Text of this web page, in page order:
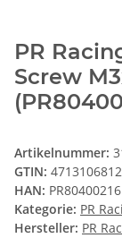
PR
Screw
Artikelnummer:
GTIN:
HAN: PR80400216
Kategorie: PR
Hersteller: PR